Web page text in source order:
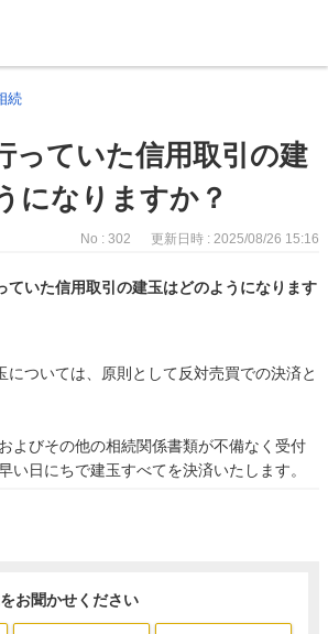
続
っていた信用取引の建
になりますか？
No : 302 更新日時 : 2025/08/26 15:16
ていた信用取引の建玉はどのようになります
については、原則として反対売買での決済と
よびその他の相続関係書類が不備なく受付
い日にちで建玉すべてを決済いたします。
お聞かせください